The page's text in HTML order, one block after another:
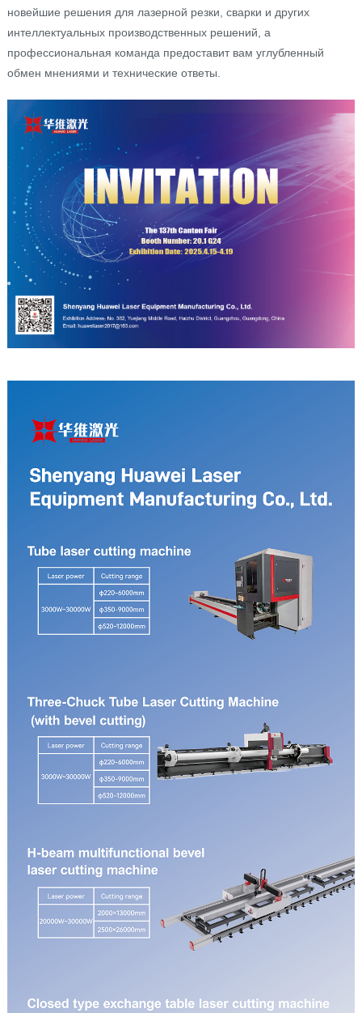
новейшие решения для лазерной резки, сварки и других
интеллектуальных производственных решений, а
профессиональная команда предоставит вам углубленный
обмен мнениями и технические ответы.